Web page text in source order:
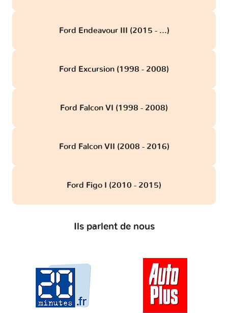
Ford Endeavour III (2015 - ...)
Ford Excursion (1998 - 2008)
Ford Falcon VI (1998 - 2008)
Ford Falcon VII (2008 - 2016)
Ford Figo I (2010 - 2015)
Ils parlent de nous